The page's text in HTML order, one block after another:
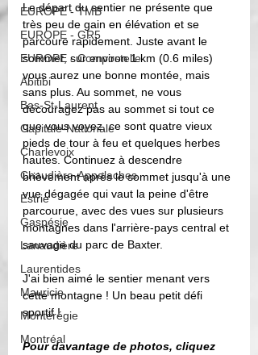
EUROPE - TMB
EUROPE - GR5
EUROPE - Compostelle
Abitibi
Bas-St-Laurent
Capitale-Nationale
Charlevoix
Chaudière-Appalaches
Estrie
Gaspésie
Lanaudière
Laurentides
Mauricie
Montérégie
Montréal
Le départ du sentier ne présente que
très peu de gain en élévation et se
parcoure rapidement. Juste avant le
sommet, sur environ 1 km (0.6 miles)
vous aurez une bonne montée, mais
sans plus. Au sommet, ne vous
découragez pas au sommet si tout ce
que vous voyez, ce sont quatre vieux
pieds de tour à feu et quelques herbes
hautes. Continuez à descendre
brièvement après le sommet jusqu'à une
vue dégagée qui vaut la peine d'être
parcourue, avec des vues sur plusieurs
montagnes dans l'arrière-pays central et
sauvage du parc de Baxter.
J'ai bien aimé le sentier menant vers
cette montagne ! Un beau petit défi
sportif !
Pour davantage de photos, cliquez